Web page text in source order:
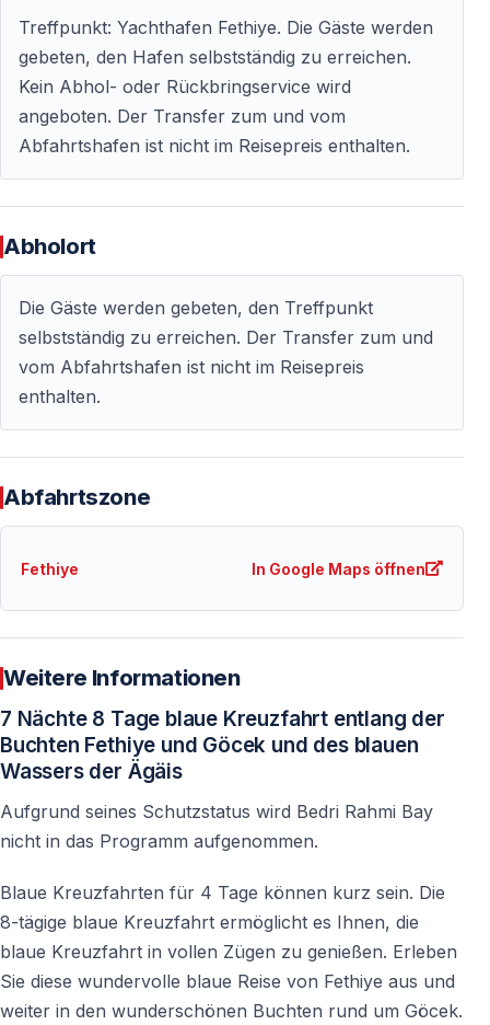
planen, die rote Insel zu erkunden. Wir werden auf
dem Boot zu Mittag essen, nachdem wir am
einzigartigen Strand auf der roten Insel geschwommen
sind. Über Nacht wird vor Red Island sein. Blaue
Träume!
Blauer Kreuzfahrttag - 8
Alle guten Dinge haben ein Ende. Wir stehen kurz vor
dem letzten schönen Frühstück verlassen wir das
Boot, nachdem wir uns am Samstagmorgen von der
Bootsbesatzung verabschiedet haben. Wir hoffen, Sie
bei einer weiteren blauen Kreuzfahrt wieder bei uns zu
Treffpunkt: Yachthafen Fethiye. Die Gäste werden
gebeten, den Hafen selbstständig zu erreichen.
Kein Abhol- oder Rückbringservice wird
angeboten. Der Transfer zum und vom
Abfahrtshafen ist nicht im Reisepreis enthalten.
Abholort
Die Gäste werden gebeten, den Treffpunkt
selbstständig zu erreichen. Der Transfer zum und
vom Abfahrtshafen ist nicht im Reisepreis
enthalten.
Abfahrtszone
Fethiye In Google Maps öffnen
Weitere Informationen
7 Nächte 8 Tage blaue Kreuzfahrt entlang der
Buchten Fethiye und Göcek und des blauen
Wassers der Ägäis
Aufgrund seines Schutzstatus wird Bedri Rahmi Bay
nicht in das Programm aufgenommen.
Blaue Kreuzfahrten für 4 Tage können kurz sein. Die
8-tägige blaue Kreuzfahrt ermöglicht es Ihnen, die
blaue Kreuzfahrt in vollen Zügen zu genießen. Erleben
Sie diese wundervolle blaue Reise von Fethiye aus und
weiter in den wunderschönen Buchten rund um Göcek.